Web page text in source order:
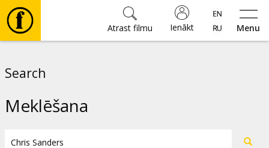
Menu
Ienākt
Atrast filmu
Search
Meklēšana